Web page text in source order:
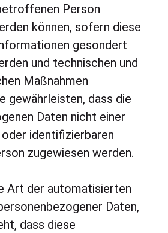
Person
können, sofern diese
gesondert
und technischen und
Maßnahmen
gewährleisten, dass die
Daten nicht einer
identifizierbaren
zugewiesen werden.
Art der automatisierten
Daten,
dass diese